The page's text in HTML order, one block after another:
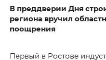
В преддверии Дня
региона вручил
поощрения
Первый в Ростове